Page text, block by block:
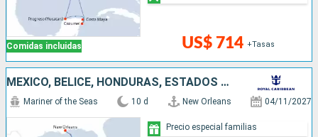
Comidas incluidas US$ 714 +Tasas
MÉXICO, BELICE, HONDURAS, ESTADOS UNIDOS
Mariner of the Seas 10 d New Orleans 04/11/2027
Precio especial familias